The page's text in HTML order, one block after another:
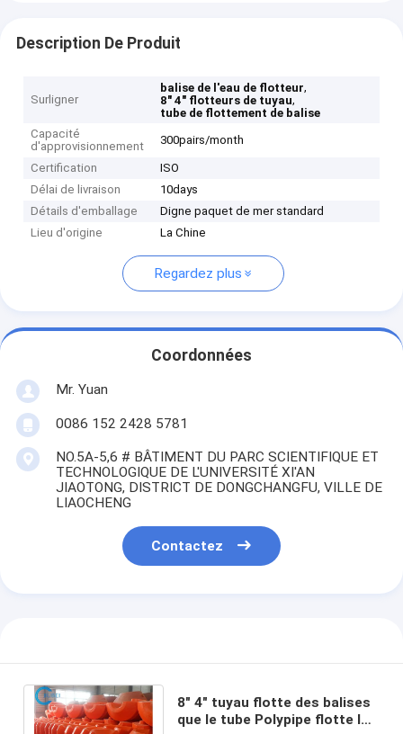
Description De Produit
Surligner
balise de l'eau de flotteur,
8" 4" flotteurs de tuyau,
tube de flottement de balise
Capacité
d'approvisionnement
300pairs/month
Certification
ISO
Délai de livraison
10days
Détails d'emballage
Digne paquet de mer standard
Lieu d'origine
La Chine
Regardez plus
Coordonnées
Mr. Yuan
0086 152 2428 5781
NO.5A-5,6 # BÂTIMENT DU PARC SCIENTIFIQUE ET
TECHNOLOGIQUE DE L'UNIVERSITÉ XI'AN
JIAOTONG, DISTRICT DE DONGCHANGFU, VILLE DE
LIAOCHENG
Contactez
8" 4" tuyau flotte des balises
que le tube Polypipe flotte la